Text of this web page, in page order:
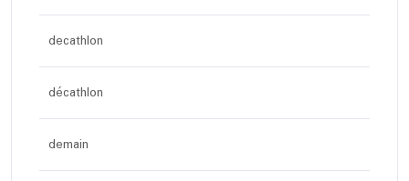
decathlon
décathlon
demain